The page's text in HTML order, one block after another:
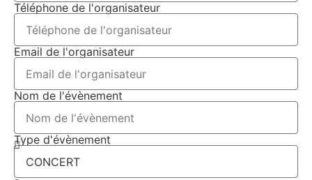
Téléphone de l'organisateur
Email de l'organisateur
Nom de l'évènement
Type d'évènement